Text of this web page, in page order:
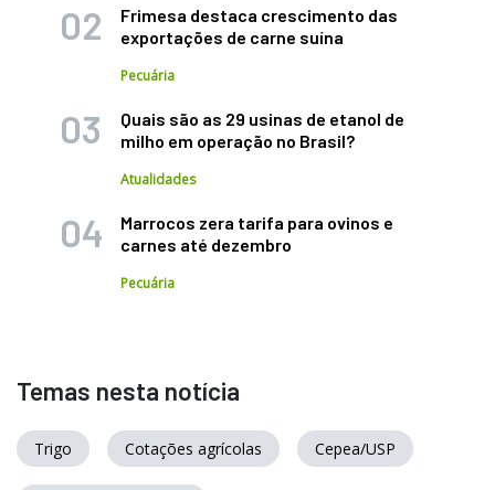
Frimesa destaca crescimento das
exportações de carne suína
Pecuária
Quais são as 29 usinas de etanol de
milho em operação no Brasil?
Atualidades
Marrocos zera tarifa para ovinos e
carnes até dezembro
Pecuária
Temas nesta notícia
Trigo Cotações agrícolas Cepea/USP